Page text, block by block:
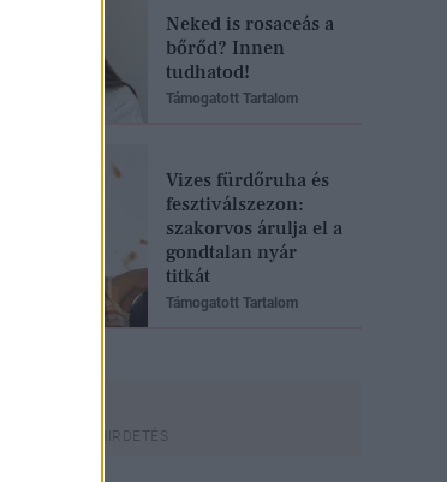
Neked is rosaceás a
bőrőd? Innen
tudhatod!
Támogatott Tartalom
Vizes fürdőruha és
fesztiválszezon:
szakorvos árulja el a
gondtalan nyár
titkát
Támogatott Tartalom